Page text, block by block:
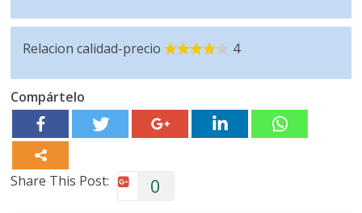
Relacion calidad-precio 4
Compártelo
Share This Post: 0